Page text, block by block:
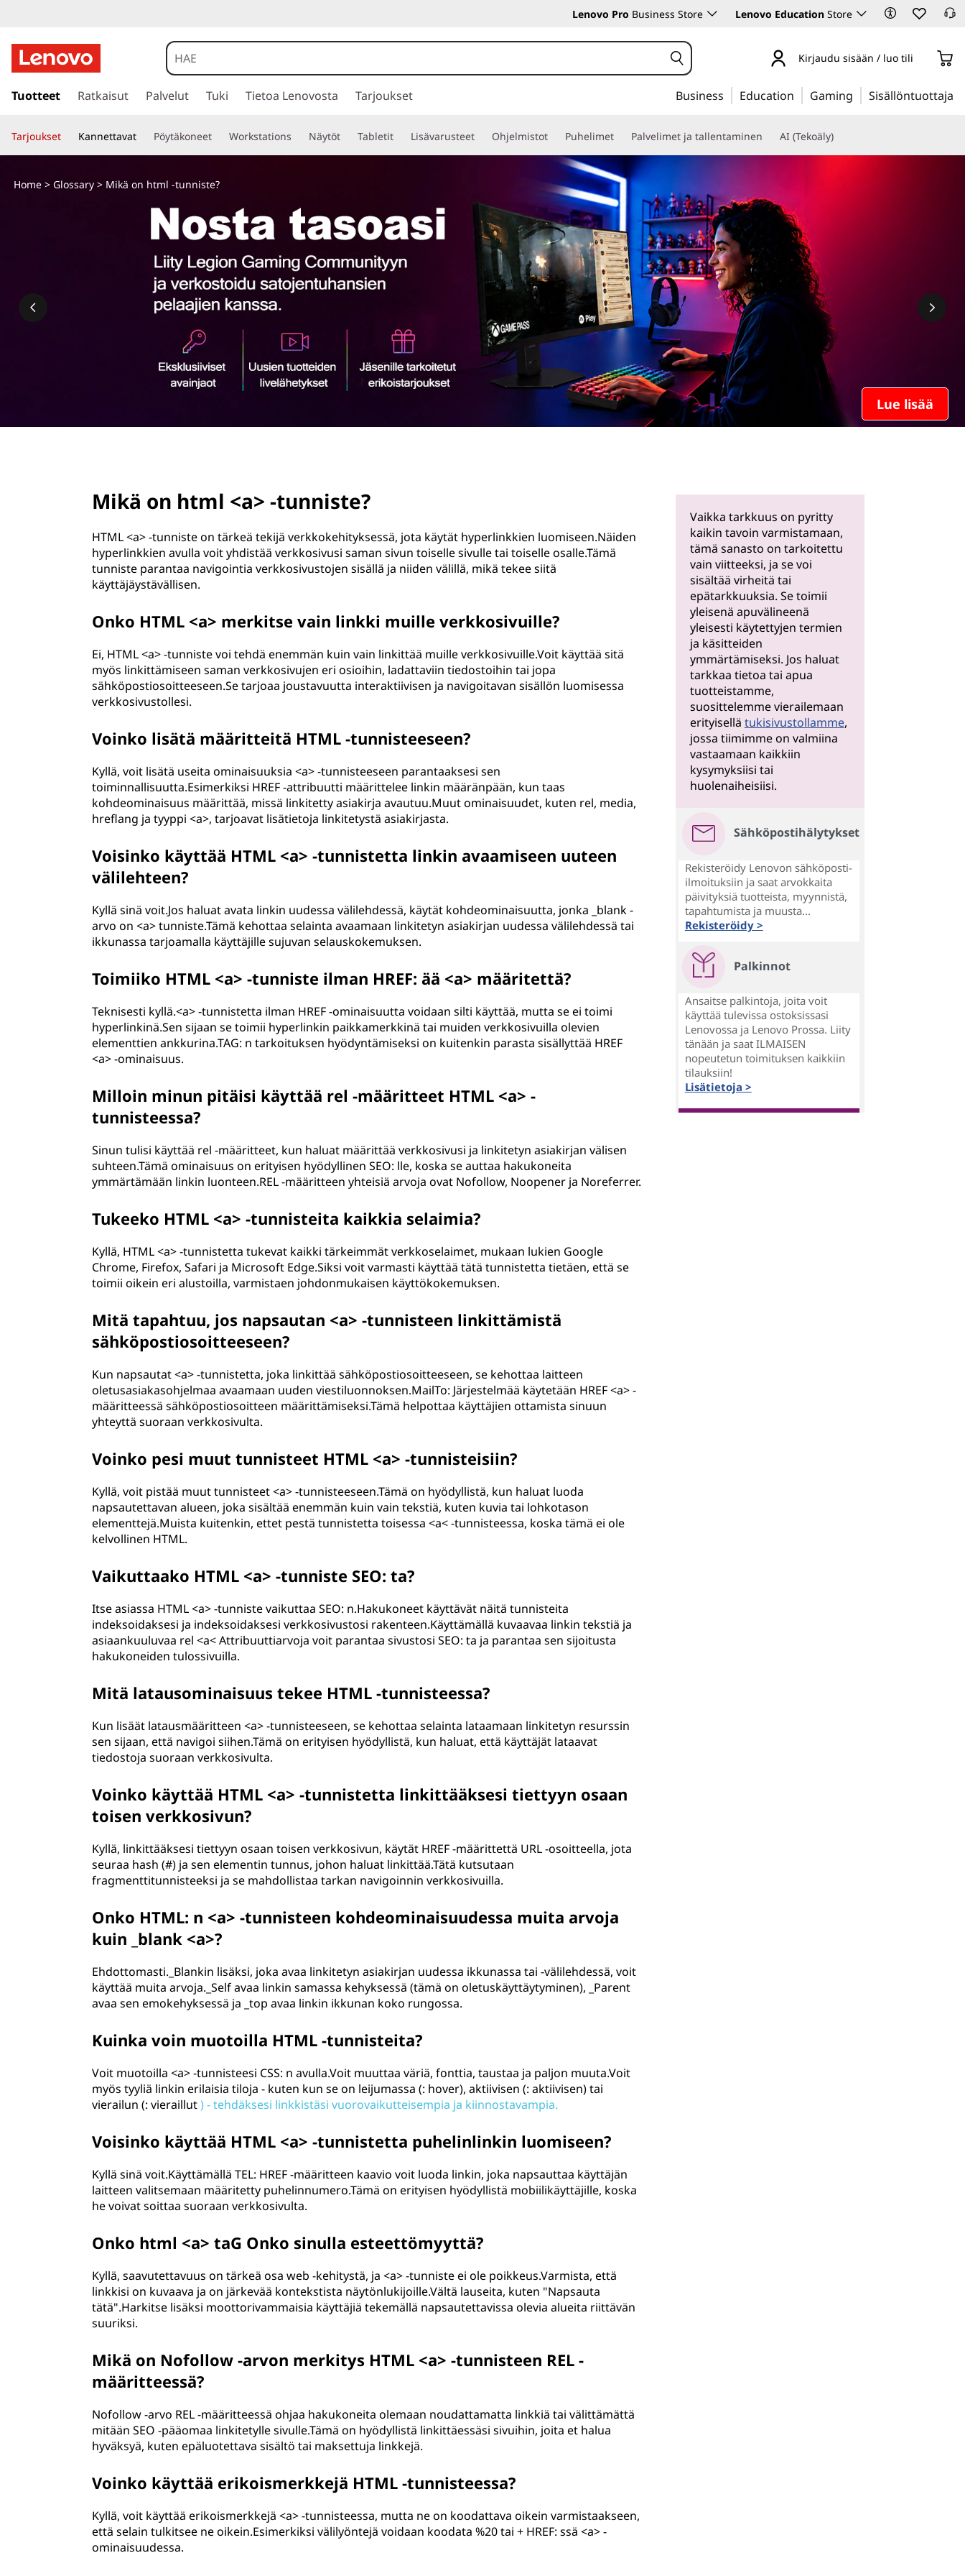
k
o
Lenovo Pro Business Store Lenovo Education Store
i
r
y
ä
Kirjaudu sisään / luo tili
Tuotteet Ratkaisut Palvelut Tuki Tietoa Lenovosta Tarjoukset Business Education Gaming Sisällöntuottaja
Tarjoukset Kannettavat Pöytäkoneet Workstations Näytöt Tabletit Lisävarusteet Ohjelmistot Puhelimet Palvelimet ja tallentaminen AI (Tekoäly)
Lue lisää
Home> Glossary> Mikä on html -tunniste?
Mikä on html <a> -tunniste?
HTML <a> -tunniste on tärkeä tekijä verkkokehityksessä, jota käytät hyperlinkkien luomiseen.Näiden
hyperlinkkien avulla voit yhdistää verkkosivusi saman sivun toiselle sivulle tai toiselle osalle.Tämä
tunniste parantaa navigointia verkkosivustojen sisällä ja niiden välillä, mikä tekee siitä
käyttäjäystävällisen.
Onko HTML <a> merkitse vain linkki muille verkkosivuille?
Ei, HTML <a> -tunniste voi tehdä enemmän kuin vain linkittää muille verkkosivuille.Voit käyttää sitä
myös linkittämiseen saman verkkosivujen eri osioihin, ladattaviin tiedostoihin tai jopa
sähköpostiosoitteeseen.Se tarjoaa joustavuutta interaktiivisen ja navigoitavan sisällön luomisessa
verkkosivustollesi.
Voinko lisätä määritteitä HTML -tunnisteeseen?
Kyllä, voit lisätä useita ominaisuuksia <a> -tunnisteeseen parantaaksesi sen
toiminnallisuutta.Esimerkiksi HREF -attribuutti määrittelee linkin määränpään, kun taas
kohdeominaisuus määrittää, missä linkitetty asiakirja avautuu.Muut ominaisuudet, kuten rel, media,
hreflang ja tyyppi <a>, tarjoavat lisätietoja linkitetystä asiakirjasta.
Voisinko käyttää HTML <a> -tunnistetta linkin avaamiseen uuteen
välilehteen?
Kyllä sinä voit.Jos haluat avata linkin uudessa välilehdessä, käytät kohdeominaisuutta, jonka _blank -
arvo on <a> tunniste.Tämä kehottaa selainta avaamaan linkitetyn asiakirjan uudessa välilehdessä tai
ikkunassa tarjoamalla käyttäjille sujuvan selauskokemuksen.
Toimiiko HTML <a> -tunniste ilman HREF: ää <a> määritettä?
Teknisesti kyllä.<a> -tunnistetta ilman HREF -ominaisuutta voidaan silti käyttää, mutta se ei toimi
hyperlinkinä.Sen sijaan se toimii hyperlinkin paikkamerkkinä tai muiden verkkosivuilla olevien
elementtien ankkurina.TAG: n tarkoituksen hyödyntämiseksi on kuitenkin parasta sisällyttää HREF
<a> -ominaisuus.
Milloin minun pitäisi käyttää rel -määritteet HTML <a> -
tunnisteessa?
Sinun tulisi käyttää rel -määritteet, kun haluat määrittää verkkosivusi ja linkitetyn asiakirjan välisen
suhteen.Tämä ominaisuus on erityisen hyödyllinen SEO: lle, koska se auttaa hakukoneita
ymmärtämään linkin luonteen.REL -määritteen yhteisiä arvoja ovat Nofollow, Noopener ja Noreferrer.
Tukeeko HTML <a> -tunnisteita kaikkia selaimia?
Kyllä, HTML <a> -tunnistetta tukevat kaikki tärkeimmät verkkoselaimet, mukaan lukien Google
Chrome, Firefox, Safari ja Microsoft Edge.Siksi voit varmasti käyttää tätä tunnistetta tietäen, että se
toimii oikein eri alustoilla, varmistaen johdonmukaisen käyttökokemuksen.
Mitä tapahtuu, jos napsautan <a> -tunnisteen linkittämistä
sähköpostiosoitteeseen?
Kun napsautat <a> -tunnistetta, joka linkittää sähköpostiosoitteeseen, se kehottaa laitteen
oletusasiakasohjelmaa avaamaan uuden viestiluonnoksen.MailTo: Järjestelmää käytetään HREF <a> -
määritteessä sähköpostiosoitteen määrittämiseksi.Tämä helpottaa käyttäjien ottamista sinuun
yhteyttä suoraan verkkosivulta.
Voinko pesi muut tunnisteet HTML <a> -tunnisteisiin?
Kyllä, voit pistää muut tunnisteet <a> -tunnisteeseen.Tämä on hyödyllistä, kun haluat luoda
napsautettavan alueen, joka sisältää enemmän kuin vain tekstiä, kuten kuvia tai lohkotason
elementtejä.Muista kuitenkin, ettet pestä tunnistetta toisessa <a< -tunnisteessa, koska tämä ei ole
kelvollinen HTML.
Vaikuttaako HTML <a> -tunniste SEO: ta?
Itse asiassa HTML <a> -tunniste vaikuttaa SEO: n.Hakukoneet käyttävät näitä tunnisteita
indeksoidaksesi ja indeksoidaksesi verkkosivustosi rakenteen.Käyttämällä kuvaavaa linkin tekstiä ja
asiaankuuluvaa rel <a< Attribuuttiarvoja voit parantaa sivustosi SEO: ta ja parantaa sen sijoitusta
hakukoneiden tulossivuilla.
Mitä latausominaisuus tekee HTML -tunnisteessa?
Kun lisäät latausmääritteen <a> -tunnisteeseen, se kehottaa selainta lataamaan linkitetyn resurssin
sen sijaan, että navigoi siihen.Tämä on erityisen hyödyllistä, kun haluat, että käyttäjät lataavat
tiedostoja suoraan verkkosivulta.
Voinko käyttää HTML <a> -tunnistetta linkittääksesi tiettyyn osaan
toisen verkkosivun?
Kyllä, linkittääksesi tiettyyn osaan toisen verkkosivun, käytät HREF -määrittettä URL -osoitteella, jota
seuraa hash (#) ja sen elementin tunnus, johon haluat linkittää.Tätä kutsutaan
fragmenttitunnisteeksi ja se mahdollistaa tarkan navigoinnin verkkosivuilla.
Onko HTML: n <a> -tunnisteen kohdeominaisuudessa muita arvoja
kuin _blank <a>?
Ehdottomasti._Blankin lisäksi, joka avaa linkitetyn asiakirjan uudessa ikkunassa tai -välilehdessä, voit
käyttää muita arvoja._Self avaa linkin samassa kehyksessä (tämä on oletuskäyttäytyminen), _Parent
avaa sen emokehyksessä ja _top avaa linkin ikkunan koko rungossa.
Kuinka voin muotoilla HTML -tunnisteita?
Voit muotoilla <a> -tunnisteesi CSS: n avulla.Voit muuttaa väriä, fonttia, taustaa ja paljon muuta.Voit
myös tyyliä linkin erilaisia tiloja - kuten kun se on leijumassa (: hover), aktiivisen (: aktiivisen) tai
vierailun (: vieraillut) - tehdäksesi linkkistäsi vuorovaikutteisempia ja kiinnostavampia.
Voisinko käyttää HTML <a> -tunnistetta puhelinlinkin luomiseen?
Kyllä sinä voit.Käyttämällä TEL: HREF -määritteen kaavio voit luoda linkin, joka napsauttaa käyttäjän
laitteen valitsemaan määritetty puhelinnumero.Tämä on erityisen hyödyllistä mobiilikäyttäjille, koska
he voivat soittaa suoraan verkkosivulta.
Onko html <a> taG Onko sinulla esteettömyyttä?
Kyllä, saavutettavuus on tärkeä osa web -kehitystä, ja <a> -tunniste ei ole poikkeus.Varmista, että
linkkisi on kuvaava ja on järkevää kontekstista näytönlukijoille.Vältä lauseita, kuten "Napsauta
tätä".Harkitse lisäksi moottorivammaisia käyttäjiä tekemällä napsautettavissa olevia alueita riittävän
suuriksi.
Mikä on Nofollow -arvon merkitys HTML <a> -tunnisteen REL -
määritteessä?
Nofollow -arvo REL -määritteessä ohjaa hakukoneita olemaan noudattamatta linkkiä tai välittämättä
mitään SEO -pääomaa linkitetylle sivulle.Tämä on hyödyllistä linkittäessäsi sivuihin, joita et halua
hyväksyä, kuten epäluotettava sisältö tai maksettuja linkkejä.
Voinko käyttää erikoismerkkejä HTML -tunnisteessa?
Kyllä, voit käyttää erikoismerkkejä <a> -tunnisteessa, mutta ne on koodattava oikein varmistaakseen,
että selain tulkitsee ne oikein.Esimerkiksi välilyöntejä voidaan koodata %20 tai + HREF: ssä <a> -
ominaisuudessa.
Vaikka tarkkuus on pyritty
kaikin tavoin varmistamaan,
tämä sanasto on tarkoitettu
vain viitteeksi, ja se voi
sisältää virheitä tai
epätarkkuuksia. Se toimii
yleisenä apuvälineenä
yleisesti käytettyjen termien
ja käsitteiden
ymmärtämiseksi. Jos haluat
tarkkaa tietoa tai apua
tuotteistamme,
suosittelemme vierailemaan
erityisellä tukisivustollamme,
jossa tiimimme on valmiina
vastaamaan kaikkiin
kysymyksiisi tai
huolenaiheisiisi.
Sähköpostihälytykset
Rekisteröidy Lenovon sähköposti-
ilmoituksiin ja saat arvokkaita
päivityksiä tuotteista, myynnistä,
tapahtumista ja muusta...
Rekisteröidy >
Palkinnot
Ansaitse palkintoja, joita voit
käyttää tulevissa ostoksissasi
Lenovossa ja Lenovo Prossa. Liity
tänään ja saat ILMAISEN
nopeutetun toimituksen kaikkiin
tilauksiin!
Lisätietoja >